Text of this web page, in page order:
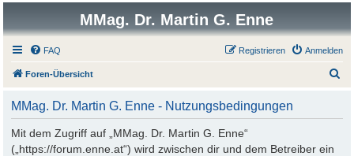
MMag. Dr. Martin G. Enne
FAQ Anmelden
Registrieren
Foren-Übersicht
MMag. Dr. Martin G. Enne - Nutzungsbedingungen
Mit dem Zugriff auf „MMag. Dr. Martin G. Enne“
(„https://forum.enne.at“) wird zwischen dir und dem Betreiber ein